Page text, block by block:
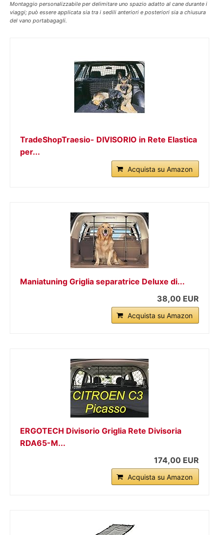
Montaggio personalizzabile per delimitare uno spazio adatto al cane durante i
viaggi; può essere applicata sia tra i sedili anteriori e posteriori sia a chiusura
del vano portabagagli.
TradeShopTraesio- DIVISORIO in Rete Elastica
per...
Acquista su Amazon
Maniatuning Griglia separatrice Deluxe di...
38,00 EUR
Acquista su Amazon
ERGOTECH Divisorio Griglia Rete Divisoria
RDA65-M...
174,00 EUR
Acquista su Amazon